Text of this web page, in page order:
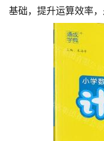
基础，提升运算效率